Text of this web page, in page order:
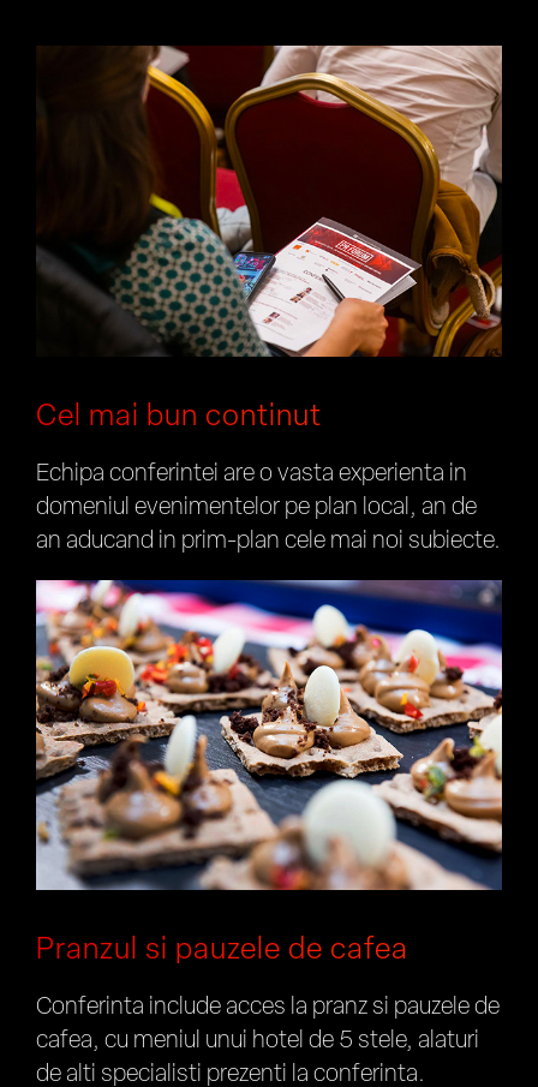
Cel mai bun continut
Echipa conferintei are o vasta experienta in
domeniul evenimentelor pe plan local, an de
an aducand in prim-plan cele mai noi subiecte.
Pranzul si pauzele de cafea
Conferinta include acces la pranz si pauzele de
cafea, cu meniul unui hotel de 5 stele, alaturi
de alti specialisti prezenti la conferinta.